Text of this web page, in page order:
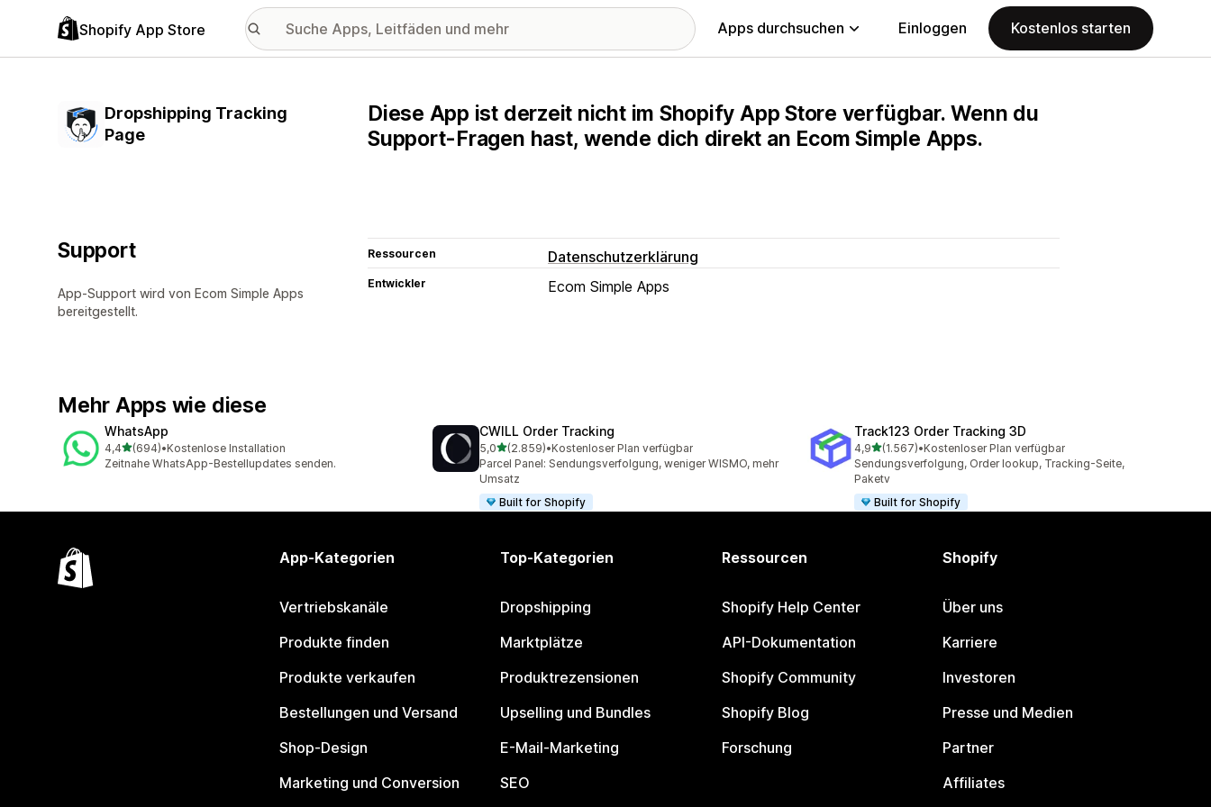
Shopify App Store Apps durchsuchen Einloggen Kostenlos starten
Dropshipping Tracking
Page
Diese App ist derzeit nicht im Shopify App Store verfügbar. Wenn du
Support-Fragen hast, wende dich direkt an Ecom Simple Apps.
Support
App-Support wird von Ecom Simple Apps
bereitgestellt.
Ressourcen Datenschutzerklärung
Entwickler Ecom Simple Apps
Mehr Apps wie diese
WhatsApp
4,4von 5 Sternen
(694)
694 Rezensionen insgesamt
•Kostenlose Installation
Zeitnahe WhatsApp-Bestellupdates senden.
CWILL Order Tracking
5,0von 5 Sternen
(2.859)
2859 Rezensionen insgesamt
•Kostenloser Plan verfügbar
Parcel Panel: Sendungsverfolgung, weniger WISMO, mehr
Umsatz
Built for Shopify
Track123 Order Tracking 3D
4,9von 5 Sternen
(1.567)
1567 Rezensionen insgesamt
•Kostenloser Plan verfügbar
Sendungsverfolgung, Order lookup, Tracking-Seite,
Paketv
Built for Shopify
App-Kategorien
Vertriebskanäle
Produkte finden
Produkte verkaufen
Bestellungen und Versand
Shop-Design
Marketing und Conversion
Top-Kategorien
Dropshipping
Marktplätze
Produktrezensionen
Upselling und Bundles
E-Mail-Marketing
SEO
Ressourcen
Shopify Help Center
API-Dokumentation
Shopify Community
Shopify Blog
Forschung
Shopify
Über uns
Karriere
Investoren
Presse und Medien
Partner
Affiliates